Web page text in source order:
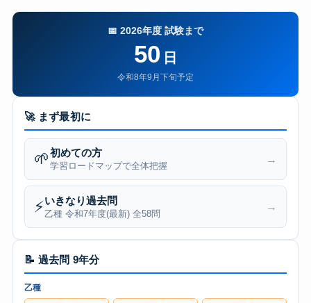
📅 2026年度 試験まで
50 日
令和8年9月下旬予定
🚀 まず最初に
🌱初めての方
学習ロードマップで全体把握
→
⚡いきなり過去問
乙種 令和7年度(最新) 全58問
→
📝 過去問 9年分
乙種